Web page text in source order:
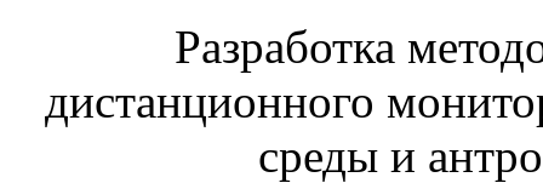
Разработка
дистанционного
среды и